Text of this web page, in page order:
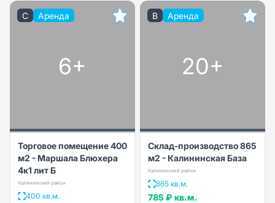
C Аренда
6+
Торговое помещение 400
м2 - Маршала Блюхера
4к1 лит Б
Калининский район
400 кв.м.
B Аренда
20+
Склад-производство 865
м2 - Калининская База
Калининский район
865 кв.м.
785 ₽ кв.м.